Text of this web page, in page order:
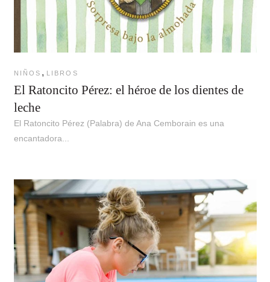
NIÑOS , LIBROS
El Ratoncito Pérez: el héroe de los dientes de
leche
El Ratoncito Pérez (Palabra) de Ana Cemborain es una
encantadora...